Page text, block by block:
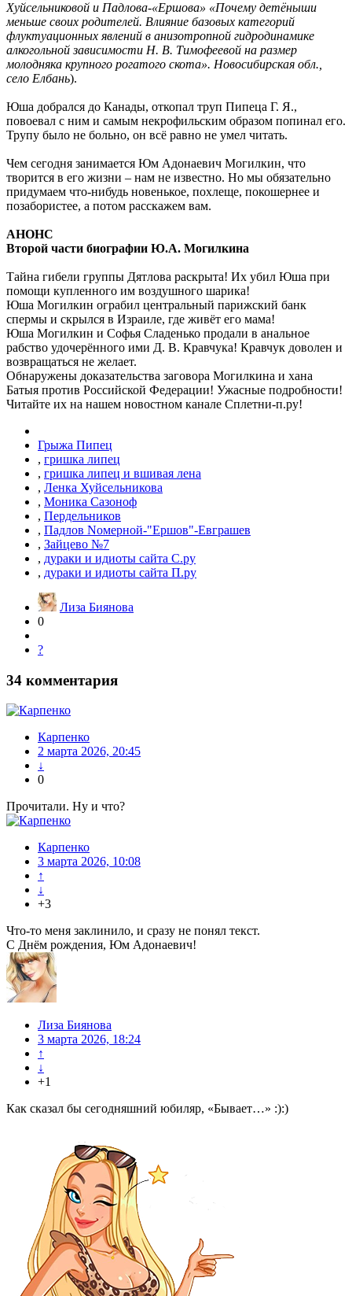
Хуйсельниковой и Падлова-«Ершова» «Почему детёныши
меньше своих родителей. Влияние базовых категорий
флуктуационных явлений в анизотропной гидродинамике
алкогольной зависимости Н. В. Тимофеевой на размер
молодняка крупного рогатого скота». Новосибирская обл.,
село Елбань).
Юша добрался до Канады, откопал труп Пипеца Г. Я.,
повоевал с ним и самым некрофильским образом попинал его.
Трупу было не больно, он всё равно не умел читать.
Чем сегодня занимается Юм Адонаевич Могилкин, что
творится в его жизни – нам не известно. Но мы обязательно
придумаем что-нибудь новенькое, похлеще, покошернее и
позабористее, а потом расскажем вам.
АНОНС
Второй части биографии Ю.А. Могилкина
Тайна гибели группы Дятлова раскрыта! Их убил Юша при
помощи купленного им воздушного шарика!
Юша Могилкин ограбил центральный парижский банк
спермы и скрылся в Израиле, где живёт его мама!
Юша Могилкин и Софья Сладенько продали в анальное
рабство удочерённого ими Д. В. Кравчука! Кравчук доволен и
возвращаться не желает.
Обнаружены доказательства заговора Могилкина и хана
Батыя против Российской Федерации! Ужасные подробности!
Читайте их на нашем новостном канале Сплетни-п.ру!
Грыжа Пипец
, гришка липец
, гришка липец и вшивая лена
, Ленка Хуйсельникова
, Моника Сазоноф
, Пердельников
, Падлов Nомерной-"Ершов"-Евграшев
, Зайцево №7
, дураки и идиоты сайта С.ру
, дураки и идиоты сайта П.ру
Лиза Биянова
0
?
34 комментария
Карпенко
2 марта 2026, 20:45
↓
0
Прочитали. Ну и что?
Карпенко
3 марта 2026, 10:08
↑
↓
+3
Что-то меня заклинило, и сразу не понял текст.
С Днём рождения, Юм Адонаевич!
Лиза Биянова
3 марта 2026, 18:24
↑
↓
+1
Как сказал бы сегодняшний юбиляр, «Бывает…» :):)